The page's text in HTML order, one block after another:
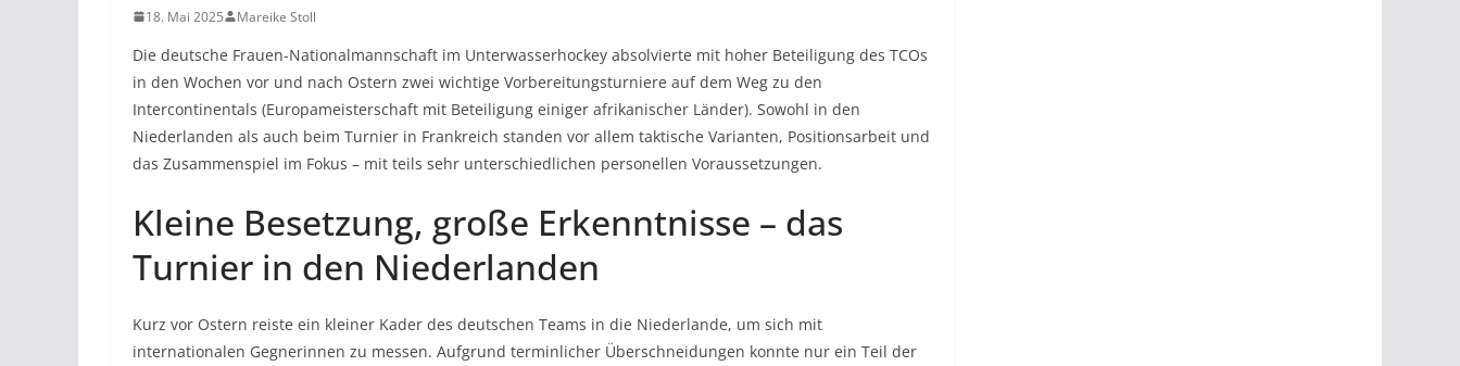
18. Mai 2025 Mareike Stoll
Die deutsche Frauen-Nationalmannschaft im Unterwasserhockey absolvierte mit hoher Beteiligung des TCOs
in den Wochen vor und nach Ostern zwei wichtige Vorbereitungsturniere auf dem Weg zu den
Intercontinentals (Europameisterschaft mit Beteiligung einiger afrikanischer Länder). Sowohl in den
Niederlanden als auch beim Turnier in Frankreich standen vor allem taktische Varianten, Positionsarbeit und
das Zusammenspiel im Fokus – mit teils sehr unterschiedlichen personellen Voraussetzungen.
Kleine Besetzung, große Erkenntnisse – das
Turnier in den Niederlanden
Kurz vor Ostern reiste ein kleiner Kader des deutschen Teams in die Niederlande, um sich mit
internationalen Gegnerinnen zu messen. Aufgrund terminlicher Überschneidungen konnte nur ein Teil der